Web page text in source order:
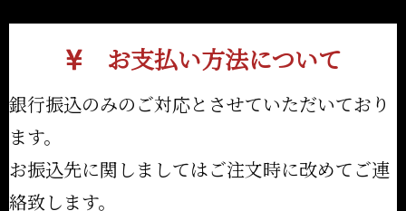
お支払い方法について
銀行振込のみのご対応とさせていただいており
ます。
お振込先に関しましてはご注文時に改めてご連
絡致します。